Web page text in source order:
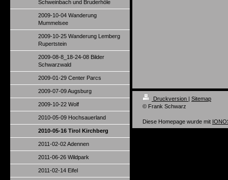
Schweinbach und Bruderhöle
2009-10-04 Wanderung
Mummelsee
2009-10-25 Wanderung Lemberg
Rupertstein
2009-08-8_18-24-08 Bilder
Schwarzwald
2009-01-29 Center Parcs
2009-07-09 Augsburg
2009-10-22 Wolf
2010-05-09 Hochsauerland
2010-05-16 Tirol Kirchberg
2011-02-02 Adennen
2011-06-26 Wildpark
2011-02-14 Eifel
Druckversion | Sitemap
© Frank Schwarz
Diese Homepage wurde mit